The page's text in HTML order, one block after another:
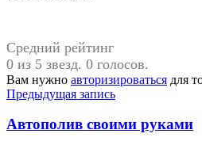
Средний рейтинг
0 из 5 звезд. 0 голосов.
Вам нужно авторизироваться для
Навигация
по
Предыдущая запись
Автополив своими руками